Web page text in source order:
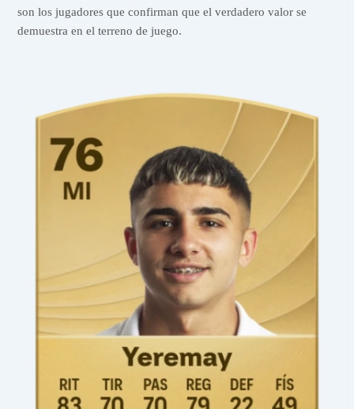
son los jugadores que confirman que el verdadero valor se
demuestra en el terreno de juego.